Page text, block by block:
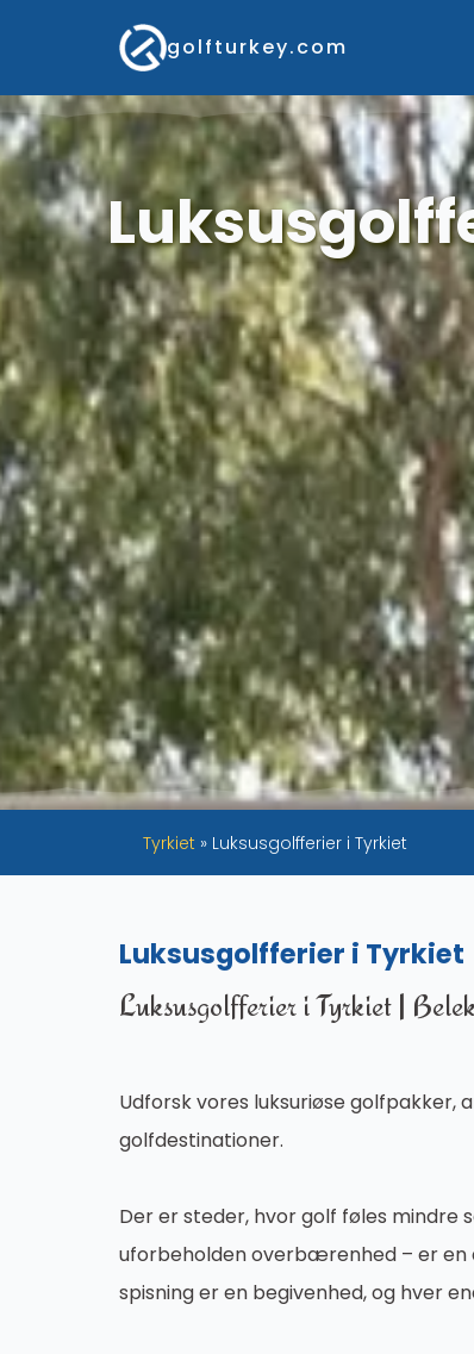
golfturkey.com
Tyrkiet » Luksusgolfferier i Tyrkiet
Luksusgolfferier i Tyrkiet
Luksusgolfferier i Tyrkiet |
Udforsk vores luksuriøse
golfdestinationer.
Der er steder, hvor golf føles mindre
uforbeholden overbærenhed – er en
spisning er en begivenhed, og hver